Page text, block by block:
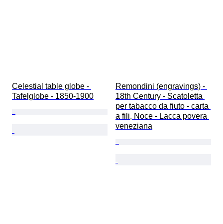
Celestial table globe -
Tafelglobe - 1850-1900
Remondini (engravings) -
18th Century - Scatoletta
per tabacco da fiuto - carta
a fili, Noce - Lacca povera
veneziana